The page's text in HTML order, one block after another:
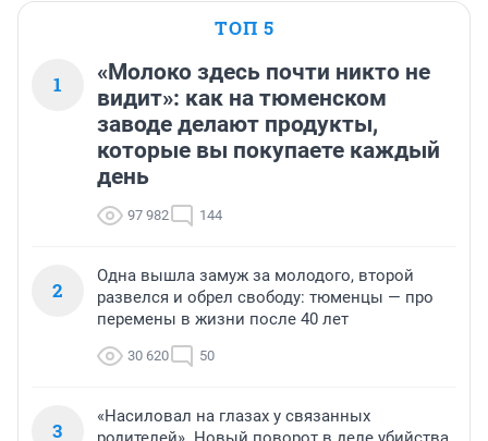
ТОП 5
1
«Молоко здесь почти никто не
видит»: как на тюменском
заводе делают продукты,
которые вы покупаете каждый
день
97 982 144
2
Одна вышла замуж за молодого, второй
развелся и обрел свободу: тюменцы — про
перемены в жизни после 40 лет
30 620 50
3
«Насиловал на глазах у связанных